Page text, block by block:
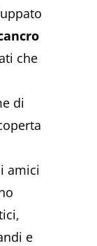
che
di
amici
e